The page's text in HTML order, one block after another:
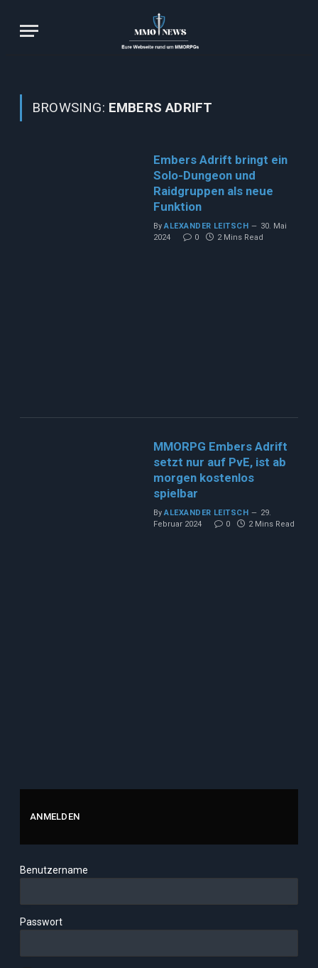
BROWSING: EMBERS ADRIFT
Embers Adrift bringt ein
Solo-Dungeon und
Raidgruppen als neue
Funktion
By ALEXANDER LEITSCH
30. Mai
2024
0 2 Mins Read
MMORPG Embers Adrift
setzt nur auf PvE, ist ab
morgen kostenlos
spielbar
By ALEXANDER LEITSCH
29.
Februar 2024
0 2 Mins Read
ANMELDEN
Benutzername
Passwort